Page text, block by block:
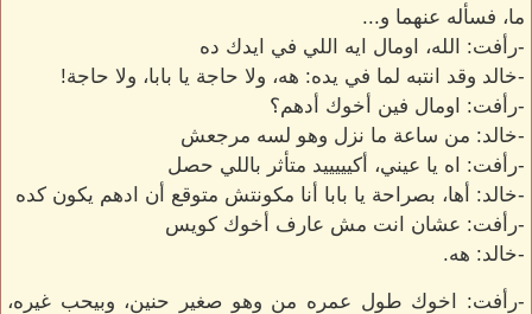
ما، فسأله عنهما و...
-رأفت: الله، اومال ايه اللي في ايدك ده
-خالد وقد انتبه لما في يده: هه، ولا حاجة يا بابا، ولا حاجة!
-رأفت: اومال فين أخوك أدهم؟
-خالد: من ساعة ما نزل وهو لسه مرجعش
-رأفت: اه يا عيني، أكيييييد متأثر باللي حصل
-خالد: أها، بصراحة يا بابا أنا مكونتش متوقع أن ادهم يكون كده
-رأفت: عشان انت مش عارف أخوك كويس
-خالد: هه.
-رأفت: اخوك طول عمره من وهو صغير حنين، وبيحب غيره،